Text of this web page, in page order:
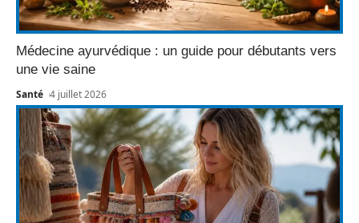
Médecine ayurvédique : un guide pour débutants vers
une vie saine
Santé 4 juillet 2026